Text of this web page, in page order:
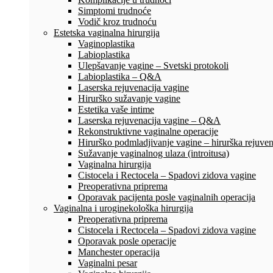
Simptomi trudnoće
Vodič kroz trudnoću
Estetska vaginalna hirurgija
Vaginoplastika
Labioplastika
Ulepšavanje vagine – Svetski protokoli
Labioplastika – Q&A
Laserska rejuvenacija vagine
Hirurško sužavanje vagine
Estetika vaše intime
Laserska rejuvenacija vagine – Q&A
Rekonstruktivne vaginalne operacije
Hirurško podmladjivanje vagine – hirurška
Sužavanje vaginalnog ulaza (introitusa)
Vaginalna hirurgija
Cistocela i Rectocela – Spadovi zidova vagine
Preoperativna priprema
Oporavak pacijenta posle vaginalnih operacija
Vaginalna i uroginekološka hirurgija
Preoperativna priprema
Cistocela i Rectocela – Spadovi zidova vagine
Oporavak posle operacije
Manchester operacija
Vaginalni pesar